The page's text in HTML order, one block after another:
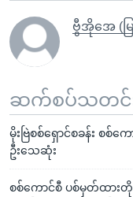
ဗွီအိုအေ (မြ
ဆက်စပ်သတင်းမ
မိုးဗြဲစစ်ရှောင်စခန်း စစ်
ဦးသေဆုံး
စစ်ကောင်စီ ပစ်မှတ်ထာ